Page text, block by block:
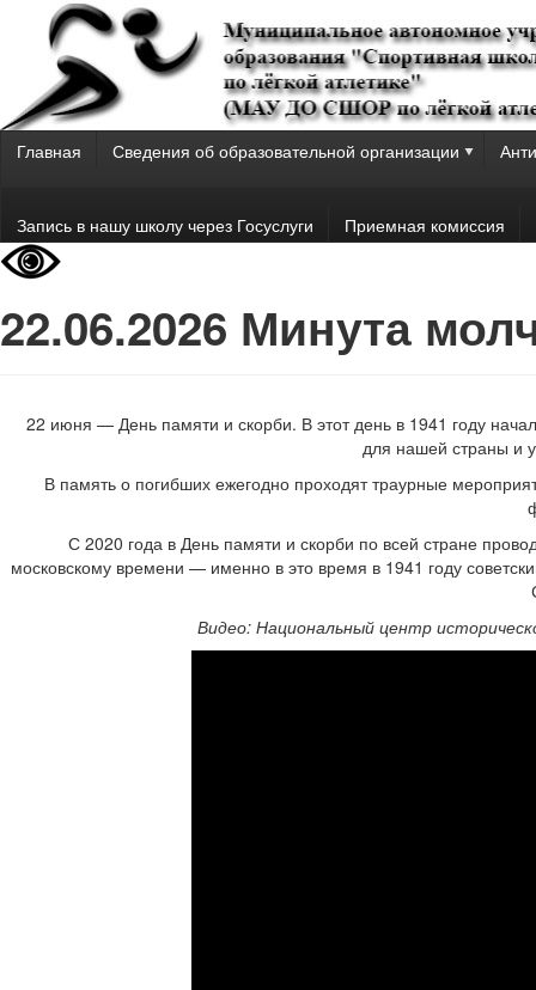
Главная Сведения об образовательной организации
Запись в нашу школу через Госуслуги Приемная комиссия
22.06.2026 Минута
22 июня — День памяти и скорби. В этот день в 1941 году
для нашей страны и
В память о погибших ежегодно проходят траурные
С 2020 года в День памяти и скорби по всей стране
московскому времени — именно в это время в 1941 году
Видео: Национальный центр